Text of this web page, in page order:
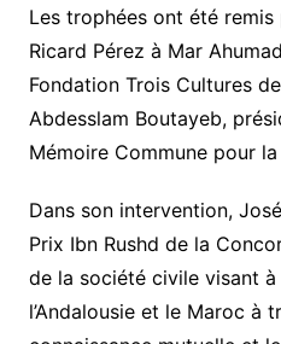
Les trophées ont été
Ricard Pérez à Mar
Fondation Trois Cultures
Abdesslam Boutayeb,
Mémoire Commune pour
Dans son intervention,
Prix Ibn Rushd de la
de la société civile visant
l’Andalousie et le Maroc à